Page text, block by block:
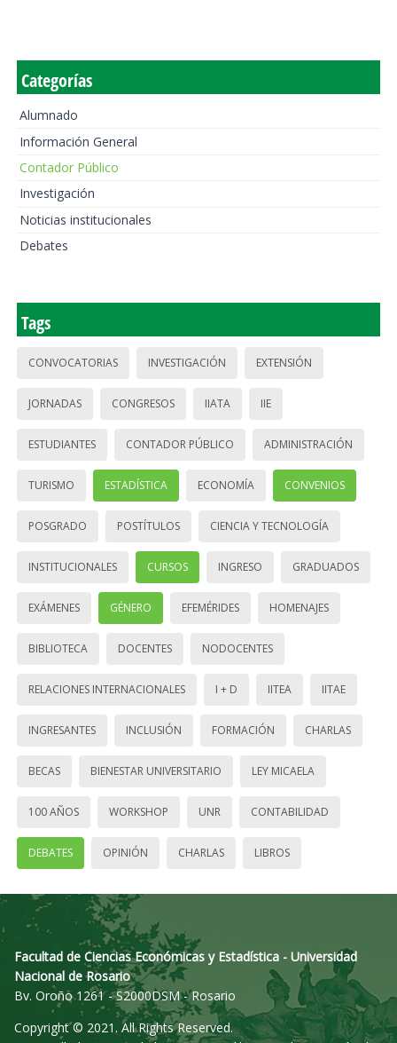
Categorías
Alumnado
Información General
Contador Público
Investigación
Noticias institucionales
Debates
Tags
CONVOCATORIAS INVESTIGACIÓN EXTENSIÓN
JORNADAS CONGRESOS IIATA IIE
ESTUDIANTES CONTADOR PÚBLICO ADMINISTRACIÓN
TURISMO ESTADÍSTICA ECONOMÍA CONVENIOS
POSGRADO POSTÍTULOS CIENCIA Y TECNOLOGÍA
INSTITUCIONALES CURSOS INGRESO GRADUADOS
EXÁMENES GÉNERO EFEMÉRIDES HOMENAJES
BIBLIOTECA DOCENTES NODOCENTES
RELACIONES INTERNACIONALES I + D IITEA IITAE
INGRESANTES INCLUSIÓN FORMACIÓN CHARLAS
BECAS BIENESTAR UNIVERSITARIO LEY MICAELA
100 AÑOS WORKSHOP UNR CONTABILIDAD
DEBATES OPINIÓN CHARLAS LIBROS
Facultad de Ciencias Económicas y Estadística - Universidad
Nacional de Rosario
Bv. Oroño 1261 - S2000DSM - Rosario
Copyright © 2021. All Rights Reserved.